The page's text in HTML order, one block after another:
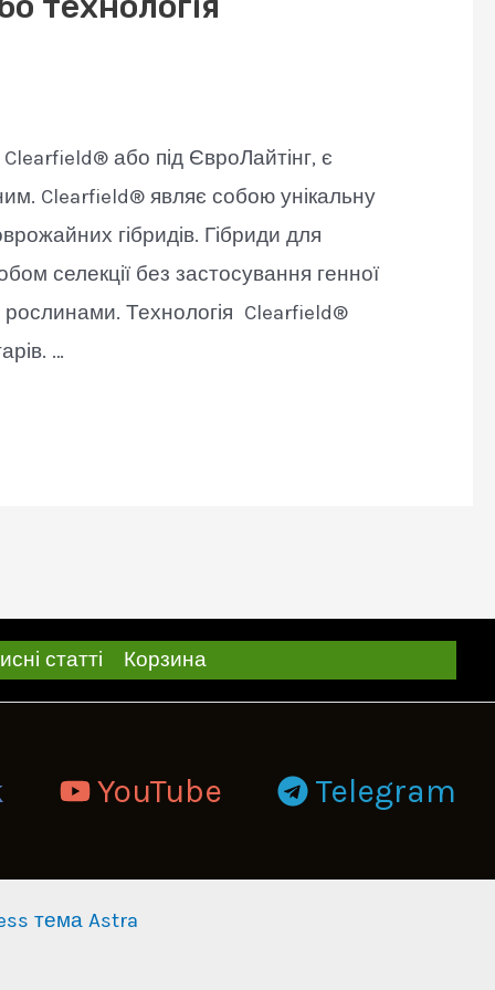
або під ЄвроЛайтінг, є
Clearfield® являє собою унікальну
гібридів. Гібриди для
селекції без застосування генної
рослинами. Технологія Clearfield®
…
статті Корзина
YouTube Telegram
тема Astra